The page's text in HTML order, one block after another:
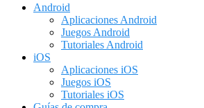
Android
Aplicaciones Android
Juegos Android
Tutoriales Android
iOS
Aplicaciones iOS
Juegos iOS
Tutoriales iOS